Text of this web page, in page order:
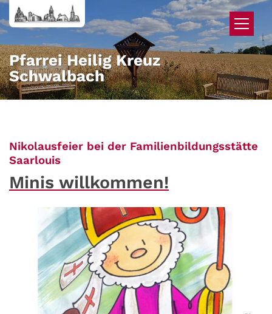
Zum Inhalt springen
Pfarrei Heilig Kreuz
Schwalbach
Nikolausfeier bei der Familienbildungsstätte
Saarlouis:
Minis willkommen!